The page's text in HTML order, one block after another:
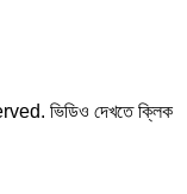
ভিডিও দেখতে ক্লিক